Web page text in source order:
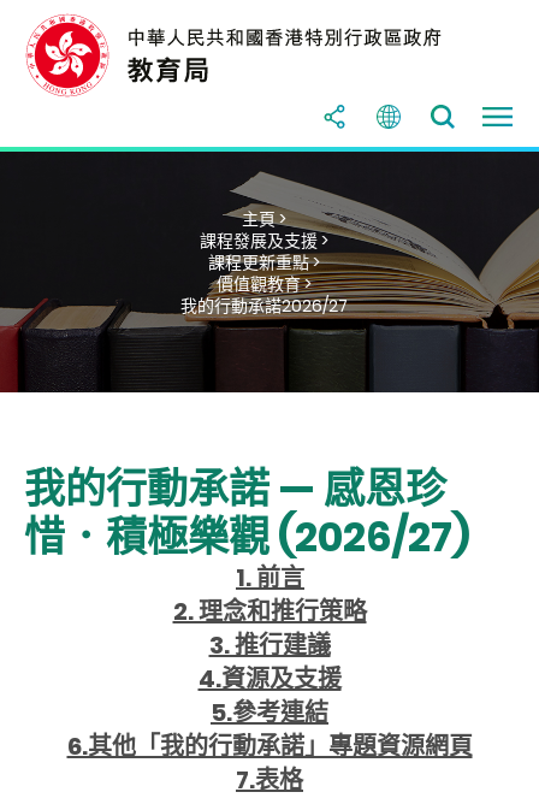
主頁 >
課程發展及支援 >
課程更新重點 >
價值觀教育 >
我的行動承諾2026/27
我的行動承諾 — 感恩珍
惜．積極樂觀 (2026/27)
1. 前言
2. 理念和推行策略
3. 推行建議
4.資源及支援
5.參考連結
6.其他「我的行動承諾」專題資源網頁
7.表格